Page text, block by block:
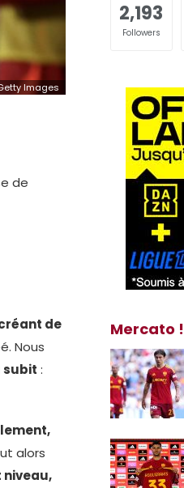
Images
de
de
Nous
subit :
alors
niveau,
2,193
Followers
Mercato !